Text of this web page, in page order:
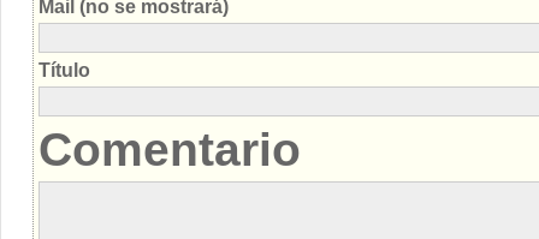
Mail (no se mostrará)
Título
Comentario